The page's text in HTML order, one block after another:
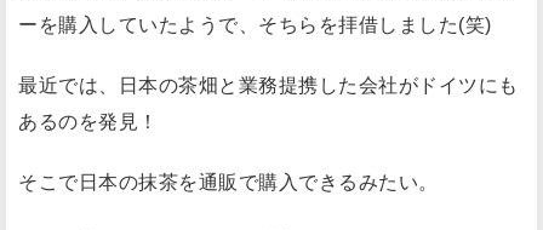
ーを購入していたようで、そちらを拝借しました(笑)
最近では、日本の茶畑と業務提携した会社がドイツにも
あるのを発見！
そこで日本の抹茶を通販で購入できるみたい。